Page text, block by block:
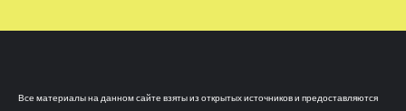
Все материалы на данном сайте взяты из открытых источников и предоставляются